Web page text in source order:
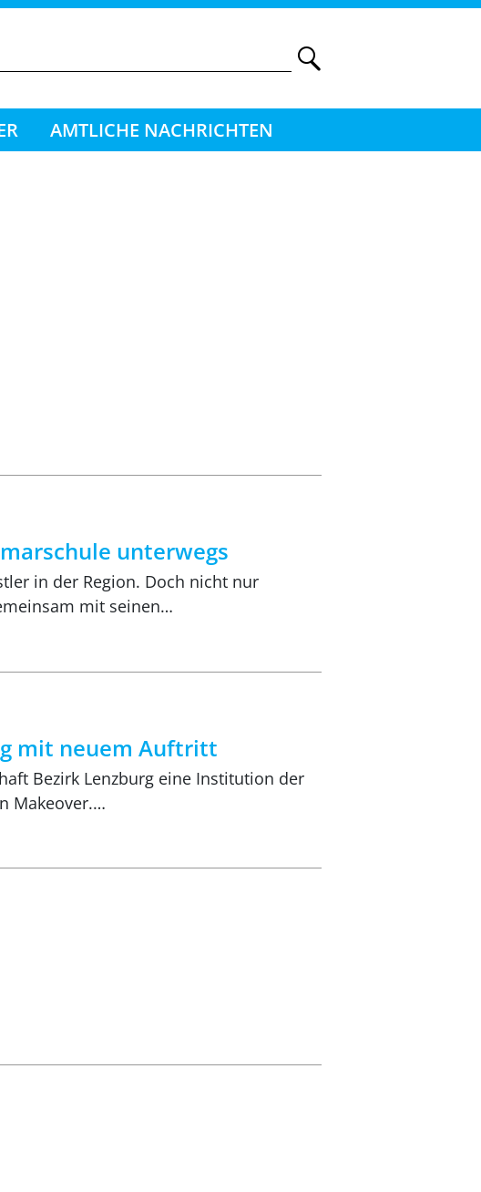
AMTLICHE NACHRICHTEN
unterwegs
in der Region. Doch nicht nur
mit seinen…
mit neuem Auftritt
Bezirk Lenzburg eine Institution der
Makeover.…